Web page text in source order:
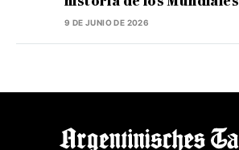
9 DE JUNIO DE 2026